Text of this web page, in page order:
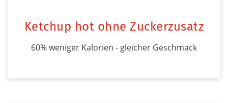
Ketchup hot ohne Zuckerzusatz
60% weniger Kalorien - gleicher Geschmack